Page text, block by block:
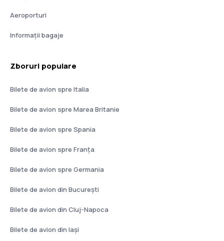
Aeroporturi
Informații bagaje
Zboruri populare
Bilete de avion spre Italia
Bilete de avion spre Marea Britanie
Bilete de avion spre Spania
Bilete de avion spre Franţa
Bilete de avion spre Germania
Bilete de avion din București
Bilete de avion din Cluj-Napoca
Bilete de avion din Iași